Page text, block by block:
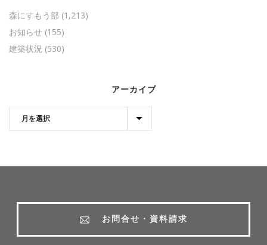
森にすもう部 (1,213)
お知らせ (155)
建築状況 (530)
アーカイブ
お問合せ・資料請求